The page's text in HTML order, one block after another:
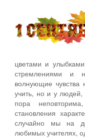
цветами и
стремлениями и
волнующие чувства
учить, но и у
пора
становления
случайно мы на
любимых учителях,